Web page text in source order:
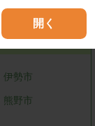
開く
伊勢市
熊野市